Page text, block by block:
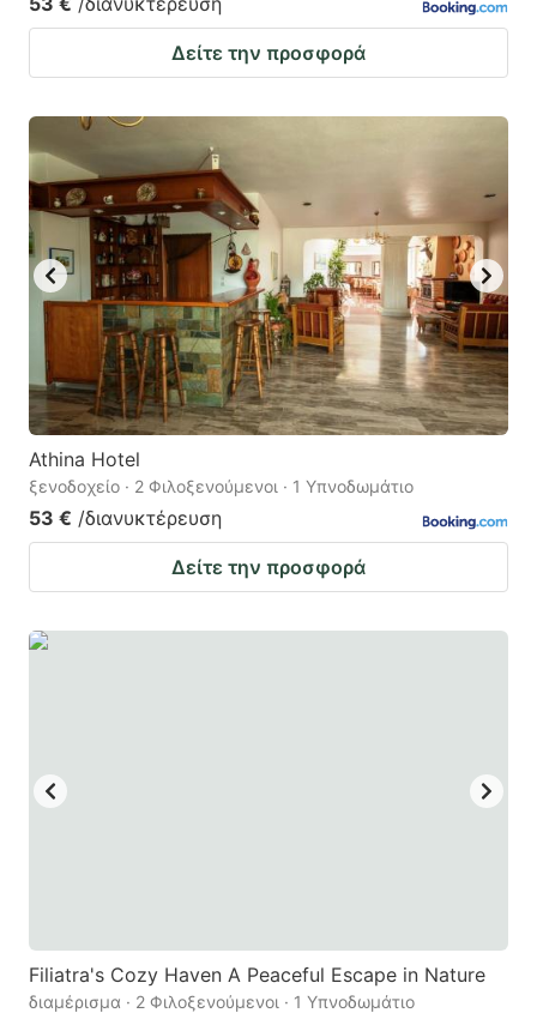
Δείτε την προσφορά
Athina Hotel
ξενοδοχείο · 2 Φιλοξενούμενοι · 1 Υπνοδωμάτιο
53 € /διανυκτέρευση
Δείτε την προσφορά
Filiatra's Cozy Haven A Peaceful Escape in Nature
διαμέρισμα · 2 Φιλοξενούμενοι · 1 Υπνοδωμάτιο